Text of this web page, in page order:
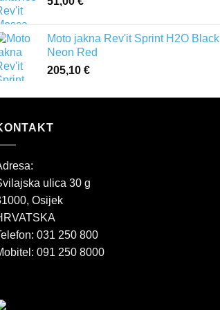
Moto jakna Rev'it Sprint H2O Black
Neon Red
205,10 €
ulica 30 g
Osijek
031 250 800
091 250 8000